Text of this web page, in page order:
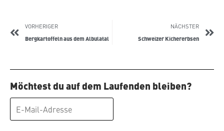
VORHERIGER
Bergkartoffeln aus dem Albulatal
NÄCHSTER
Schweizer Kichererbsen
Möchtest du auf dem Laufenden bleiben?